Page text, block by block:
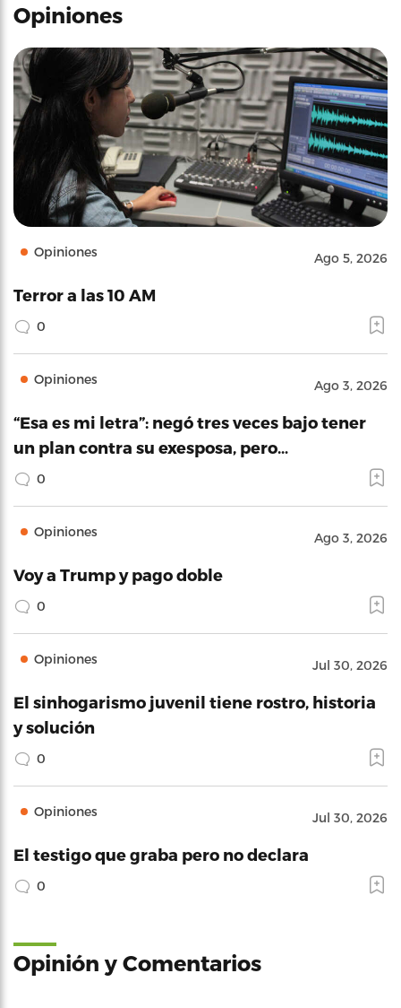
Opiniones
Opiniones Ago 5, 2026
Terror a las 10 AM
0
Opiniones Ago 3, 2026
“Esa es mi letra”: negó tres veces bajo tener
un plan contra su exesposa, pero…
0
Opiniones Ago 3, 2026
Voy a Trump y pago doble
0
Opiniones Jul 30, 2026
El sinhogarismo juvenil tiene rostro, historia
y solución
0
Opiniones Jul 30, 2026
El testigo que graba pero no declara
0
Opinión y Comentarios